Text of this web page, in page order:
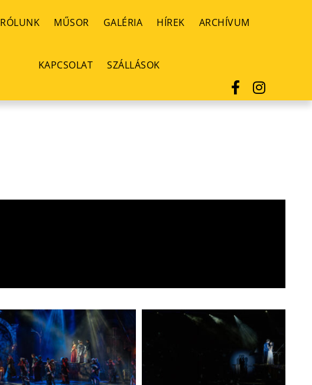
RÓLUNK MŰSOR GALÉRIA HÍREK ARCHÍVUM
KAPCSOLAT SZÁLLÁSOK